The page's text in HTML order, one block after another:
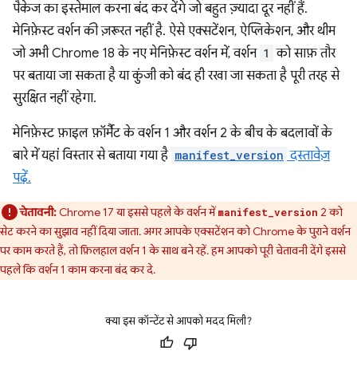
पैकेज का इस्तेमाल करना बंद कर देंगे जो बहुत ज़्यादा दूर नहीं हैं.
मेनिफ़ेस्ट वर्शन की ज़रूरत नहीं है. ऐसे एक्सटेंशन, ऐप्लिकेशन, और थीम
जो अभी Chrome 18 के नए मेनिफ़ेस्ट वर्शन में, वर्शन 1 को साफ़ तौर
पर बताया जा सकता है या कुंजी को बंद ही रखा जा सकता है पूरी तरह से
सुरक्षित नहीं रहेगा.
मेनिफ़ेस्ट फ़ाइल फ़ॉर्मैट के वर्शन 1 और वर्शन 2 के बीच के बदलावों के
बारे में यहां विस्तार से बताया गया है manifest_version दस्तावेज़
पढ़ें.
चेतावनी:Chrome 17 या इससे पहले के वर्शन मेंmanifest_version 2 को
सेट करने का सुझाव नहीं दिया जाता. अगर आपके एक्सटेंशन को Chrome के पुराने वर्शन
पर काम करते हैं, तो फ़िलहाल वर्शन 1 के साथ बने रहें. हम आपको पूरी चेतावनी देंगे इससे
पहले कि वर्शन 1 काम करना बंद कर दे.
क्या इस कॉन्टेंट से आपको मदद मिली?